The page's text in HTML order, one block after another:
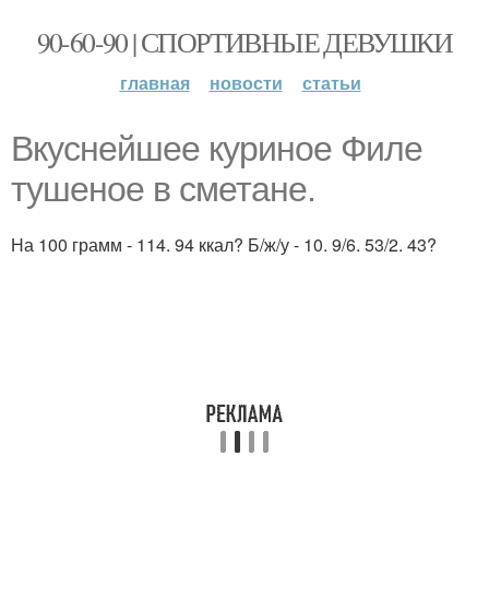
90-60-90 | СПОРТИВНЫЕ ДЕВУШКИ
главная новости статьи
Вкуснейшее куриное Филе
тушеное в сметане.
На 100 грамм - 114. 94 ккал? Б/ж/у - 10. 9/6. 53/2. 43?